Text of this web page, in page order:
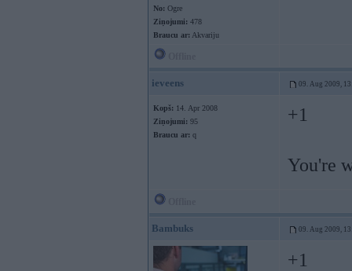
No: Ogre
Ziņojumi: 478
Braucu ar: Akvariju
ieveens 09. Aug 2009,
Kopš: 14. Apr 2008
Ziņojumi: 95
Braucu ar: q
+1
You're
Bambuks 09. Aug 2009,
+1